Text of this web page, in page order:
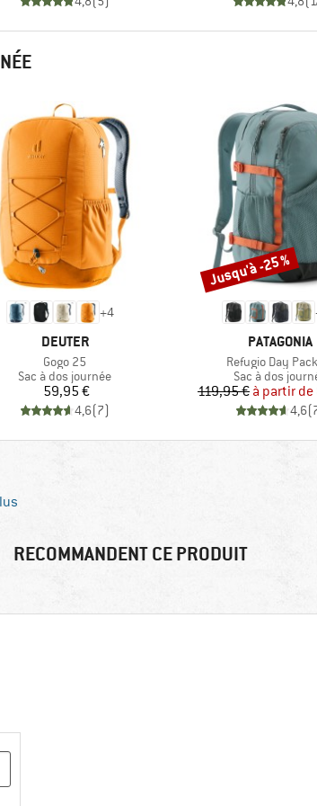
+4
MARQUE
DEUTER
Article
Gogo 25
Product group
Sac à dos journée
Prix
59,95 €
4,6(7)
MARQUE
PATAGONIA
Article
Refugio Day
Product group
Sac à dos
Prix
119,95 € Prix
à partir de
4,6(
Remise
Jusqu'à -25 %
RECOMMANDENT CE PRODUIT